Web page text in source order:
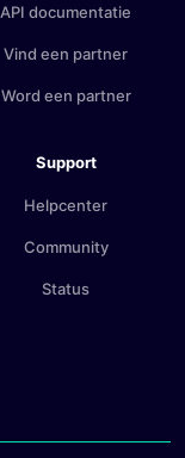
API documentatie
Vind een partner
Word een partner
Support
Helpcenter
Community
Status